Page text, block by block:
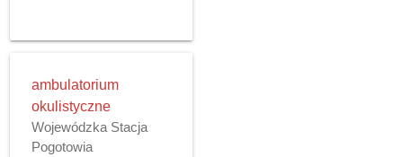
ambulatorium
okulistyczne
Wojewódzka Stacja
Pogotowia